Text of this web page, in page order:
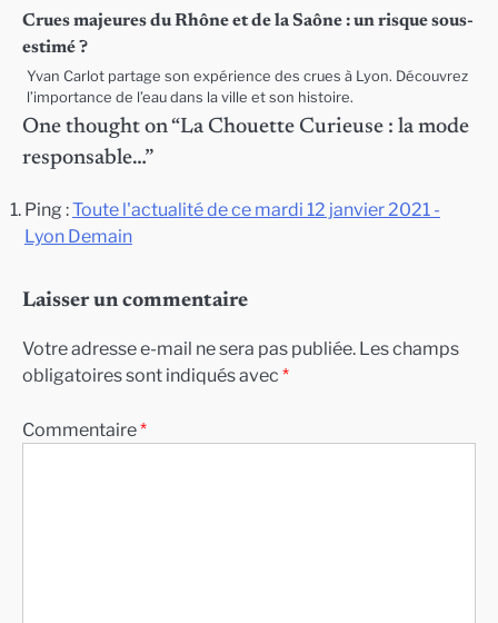
Crues majeures du Rhône et de la Saône : un risque sous-
estimé ?
Yvan Carlot partage son expérience des crues à Lyon. Découvrez
l’importance de l’eau dans la ville et son histoire.
One thought on “La Chouette Curieuse : la mode
responsable…”
Ping :Toute l'actualité de ce mardi 12 janvier 2021 -
Lyon Demain
Laisser un commentaire
Votre adresse e-mail ne sera pas publiée. Les champs
obligatoires sont indiqués avec *
Commentaire*